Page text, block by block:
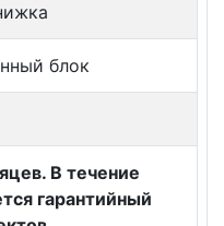
блок
В течение
гарантийный